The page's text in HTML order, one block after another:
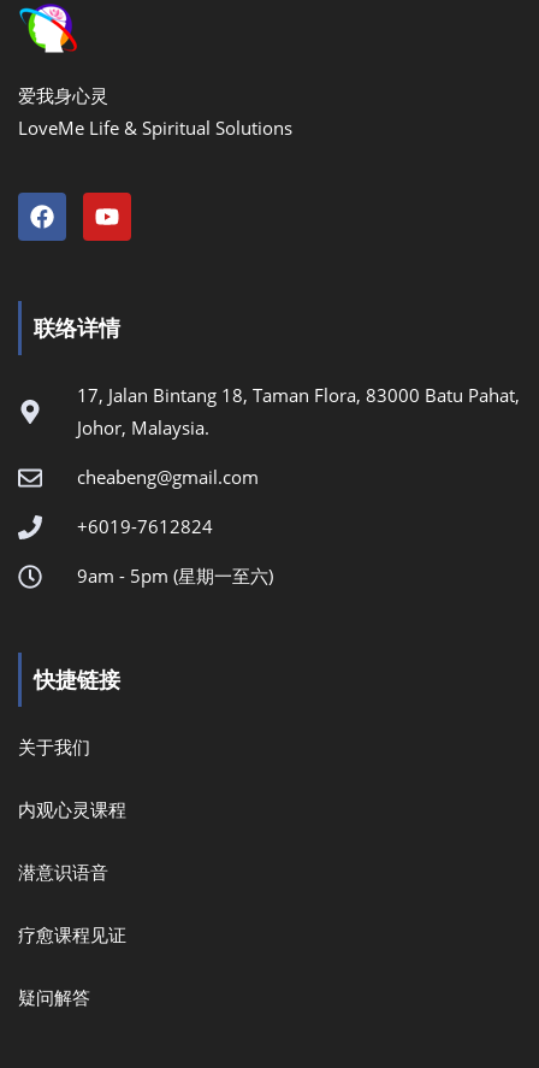
爱我身心灵
LoveMe Life & Spiritual Solutions
联络详情
17, Jalan Bintang 18, Taman Flora, 83000 Batu Pahat,
Johor, Malaysia.
cheabeng@gmail.com
+6019-7612824
9am - 5pm (星期一至六)
快捷链接
关于我们
内观心灵课程
潜意识语音
疗愈课程见证
疑问解答